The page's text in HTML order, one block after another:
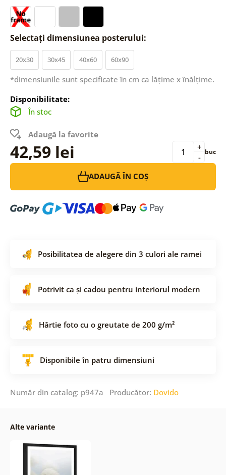
Selectați dimensiunea posterului:
20x30 30x45 40x60 60x90
*dimensiunile sunt specificate în cm ca lățime x înălțime.
Disponibilitate:
În stoc
Adaugă la favorite
42,59 lei -
+ buc
ADAUGĂ ÎN COȘ
Posibilitatea de alegere din 3 culori ale ramei
Potrivit ca și cadou pentru interiorul modern
Hârtie foto cu o greutate de 200 g/m²
Disponibile în patru dimensiuni
Număr din catalog: p947a Producător: Dovido
Alte variante